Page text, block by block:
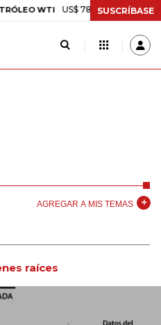
WTI US$ 78,01 US$ 2,92 +3,89%
SUSCRÍBASE
AGREGAR A MIS TEMAS
raíces